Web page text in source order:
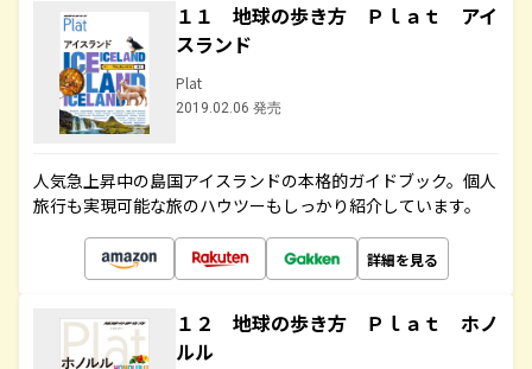
１１ 地球の歩き方 Ｐｌａｔ アイ
スランド
Plat
2019.02.06 発売
人気急上昇中の島国アイスランドの本格的ガイドブック。個人
旅行も実現可能な旅のハウツーもしっかり紹介しています。
詳細を見る
１２ 地球の歩き方 Ｐｌａｔ ホノ
ルル